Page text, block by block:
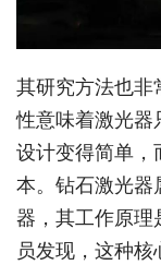
其研究方法也非
性意味着激光器
设计变得简单，
本。钻石激光器
器，其工作原理
员发现，这种